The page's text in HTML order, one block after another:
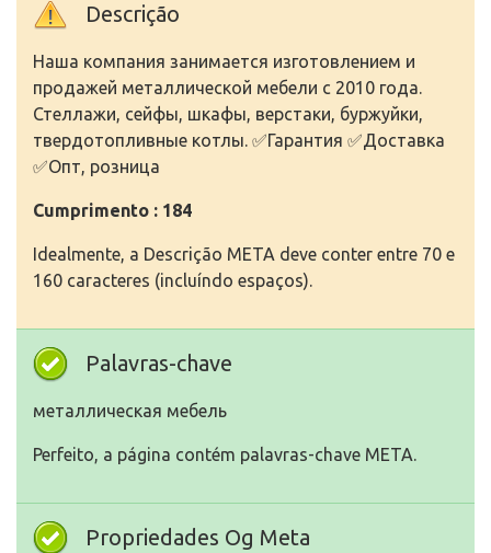
Descrição
Наша компания занимается изготовлением и
продажей металлической мебели с 2010 года.
Стеллажи, сейфы, шкафы, верстаки, буржуйки,
твердотопливные котлы. ✅Гарантия ✅Доставка
✅Опт, розница
Cumprimento : 184
Idealmente, a Descrição META deve conter entre 70 e
160 caracteres (incluíndo espaços).
Palavras-chave
металлическая мебель
Perfeito, a página contém palavras-chave META.
Propriedades Og Meta